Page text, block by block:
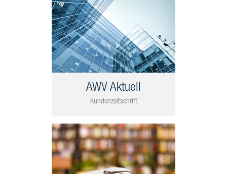
AWV Aktuell
Kundenzeitschrift